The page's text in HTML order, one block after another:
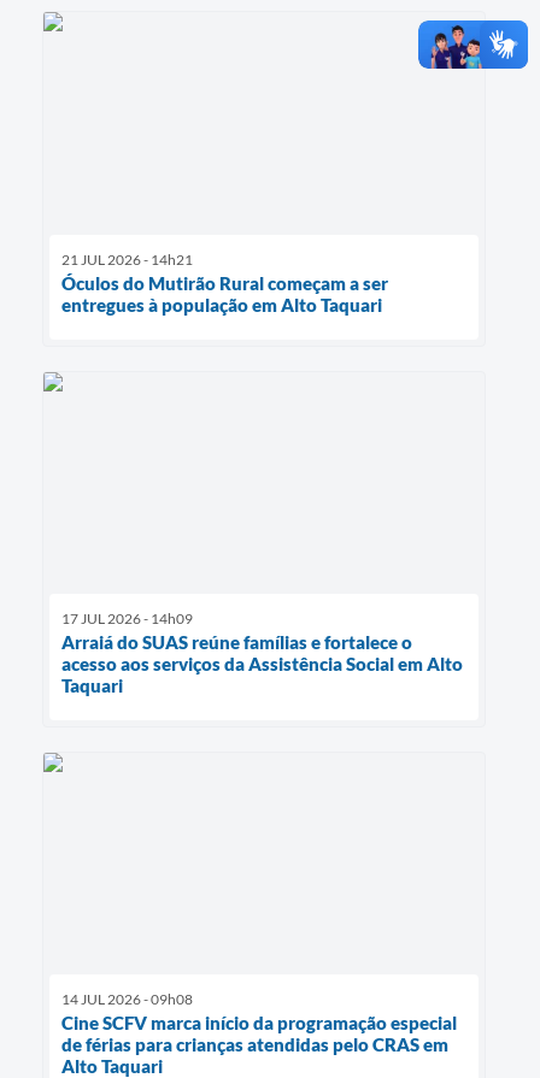
21 JUL 2026 - 14h21
Óculos do Mutirão Rural começam a ser
entregues à população em Alto Taquari
17 JUL 2026 - 14h09
Arraiá do SUAS reúne famílias e fortalece o
acesso aos serviços da Assistência Social em Alto
Taquari
14 JUL 2026 - 09h08
Cine SCFV marca início da programação especial
de férias para crianças atendidas pelo CRAS em
Alto Taquari